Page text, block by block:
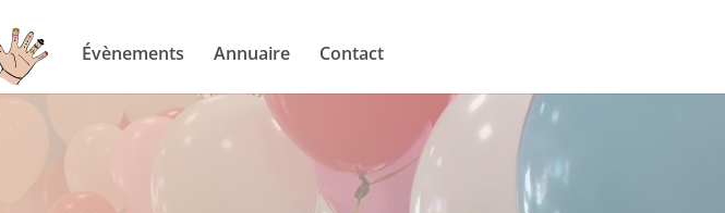
Évènements Annuaire Contact